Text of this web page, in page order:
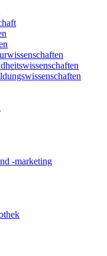
-marketing